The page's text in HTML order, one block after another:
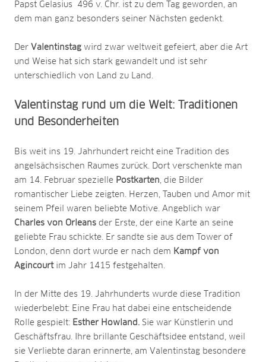
Papst Gelasius 496 v. Chr. ist zu dem Tag geworden, an
dem man ganz besonders seiner Nächsten gedenkt.
Der Valentinstag wird zwar weltweit gefeiert, aber die Art
und Weise hat sich stark gewandelt und ist sehr
unterschiedlich von Land zu Land.
Valentinstag rund um die Welt: Traditionen
und Besonderheiten
Bis weit ins 19. Jahrhundert reicht eine Tradition des
angelsächsischen Raumes zurück. Dort verschenkte man
am 14. Februar spezielle Postkarten, die Bilder
romantischer Liebe zeigten. Herzen, Tauben und Amor mit
seinem Pfeil waren beliebte Motive. Angeblich war
Charles von Orleans der Erste, der eine Karte an seine
geliebte Frau schickte. Er sandte sie aus dem Tower of
London, denn dort wurde er nach dem Kampf von
Agincourtim Jahr 1415 festgehalten.
In der Mitte des 19. Jahrhunderts wurde diese Tradition
wiederbelebt: Eine Frau hat dabei eine entscheidende
Rolle gespielt: Esther Howland. Sie war Künstlerin und
Geschäftsfrau. Ihre brillante Geschäftsidee entstand, weil
sie Verliebte daran erinnerte, am Valentinstag besondere